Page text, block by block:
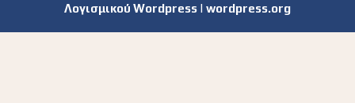
Λογισμικού Wordpress | wordpress.org